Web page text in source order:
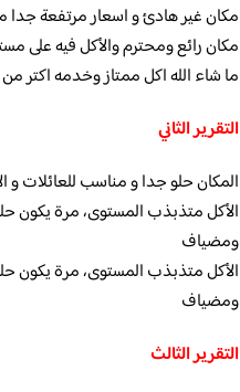
مكان غير هادئ و اسعار مرتفعة جدا
مكان رائع ومحترم والأكل فيه على
ما شاء الله اكل ممتاز وخدمه اكتر من
التقرير الثاني
المكان حلو جدا و مناسب للعائلات و
الأكل متذبذب المستوى، مرة
ومضياف
الأكل متذبذب المستوى، مرة
ومضياف
التقرير الثالث